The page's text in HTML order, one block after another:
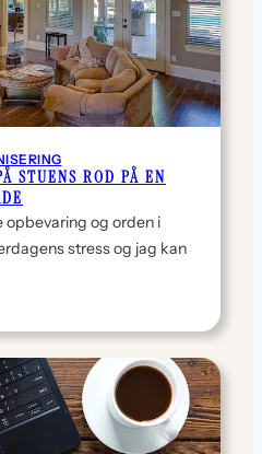
STUENS ROD PÅ EN
opbevaring og orden i
stress og jag kan